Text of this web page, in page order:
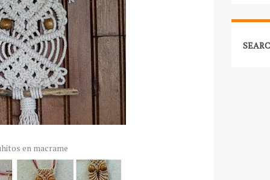
en macrame